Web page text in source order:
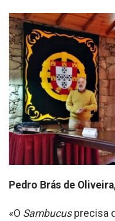
Pedro Brás de
«O Sambucus precisa